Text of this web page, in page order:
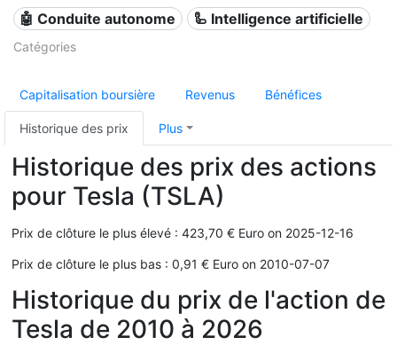
🤖 Conduite autonome
🦾 Intelligence artificielle
Catégories
Capitalisation boursière Revenus Bénéfices
Historique des prix Plus
Historique des prix des actions
pour Tesla (TSLA)
Prix de clôture le plus élevé : 423,70 € Euro on 2025-12-16
Prix de clôture le plus bas : 0,91 € Euro on 2010-07-07
Historique du prix de l'action de
Tesla de 2010 à 2026